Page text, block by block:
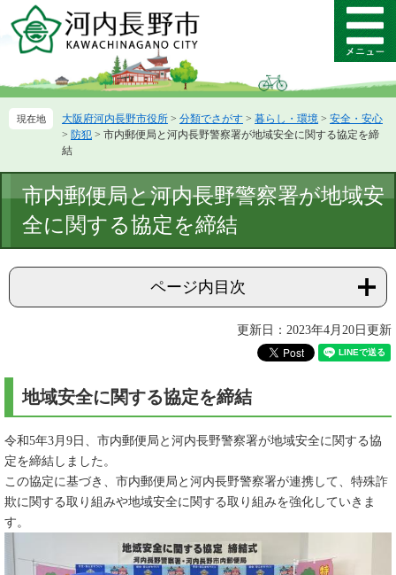
ー
先
ニ
を
本
文
メ
ニ
ー
大阪府河内長野市役所 > 分類でさがす > 暮らし・環境 > 安全・安心
> 防犯 > 市内郵便局と河内長野警察署が地域安全に関する協定を締
結
文
市内郵便局と河内長野警察署が地域安
全に関する協定を締結
ページ内目次
更新日：2023年4月20日更新
地域安全に関する協定を締結
令和5年3月9日、市内郵便局と河内長野警察署が地域安全に関する協
定を締結しました。
この協定に基づき、市内郵便局と河内長野警察署が連携して、特殊詐
欺に関する取り組みや地域安全に関する取り組みを強化していきま
す。